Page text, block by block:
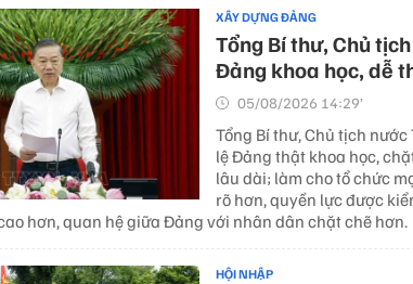
XÂY DỰNG ĐẢNG
Tổng Bí thư, Chủ
Đảng khoa học, dễ
05/08/2026 14:29’
Tổng Bí thư, Chủ tịch
lệ Đảng thật khoa học,
lâu dài; làm cho tổ chức
rõ hơn, quyền lực được
hơn, quan hệ giữa Đảng với nhân dân chặt chẽ hơn.
HỘI NHẬP